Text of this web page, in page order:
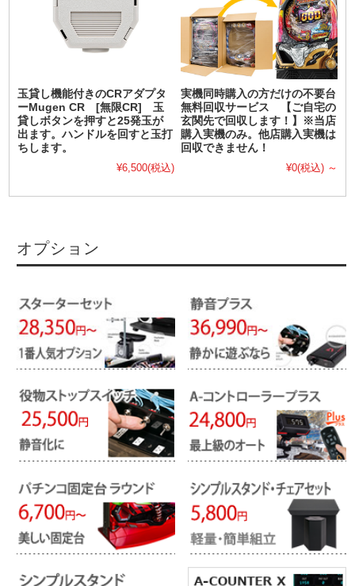
玉貸し機能付きのCRアダプタ
ーMugen CR [無限CR] 玉
貸しボタンを押すと25発玉が
出ます。ハンドルを回すと玉打
ちします。
¥6,500(税込)
実機同時購入の方だけの不要台
無料回収サービス 【ご自宅の
玄関先で回収します！】※当店
購入実機のみ。他店購入実機は
回収できません！
¥0(税込) ～
オプション